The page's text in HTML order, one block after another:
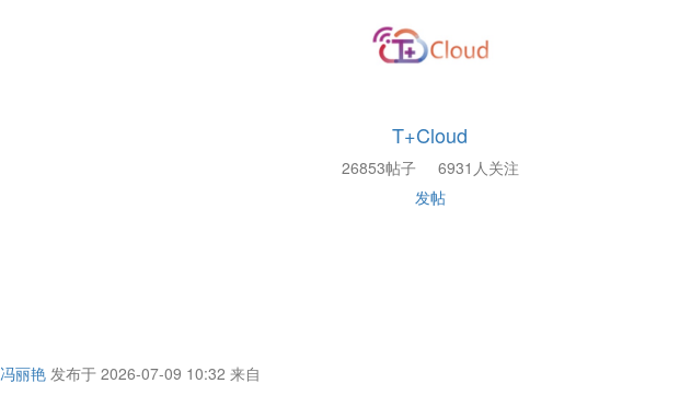
冯丽艳 发布于 2026-07-09 10:32 来自
T+Cloud
26853帖子
6931人关注
发帖